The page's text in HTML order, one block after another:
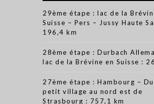
29ème étape : lac de la
Suisse – Pers – Jussy Haute
196,4 km
28ème étape : Durbach
lac de la Brévine en Suisse :
27ème étape : Hambourg –
petit village au nord est de
Strasbourg : 757,1 km